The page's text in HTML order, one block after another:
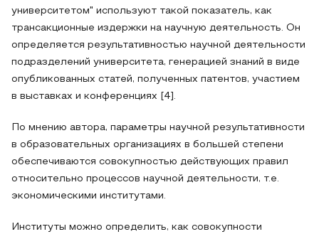
университетом" используют такой показатель, как
трансакционные издержки на научную деятельность. Он
определяется результативностью научной деятельности
подразделений университета, генерацией знаний в виде
опубликованных статей, полученных патентов, участием
в выставках и конференциях [4].
По мнению автора, параметры научной результативности
в образовательных организациях в большей степени
обеспечиваются совокупностью действующих правил
относительно процессов научной деятельности, т.е.
экономическими институтами.
Институты можно определить, как совокупности